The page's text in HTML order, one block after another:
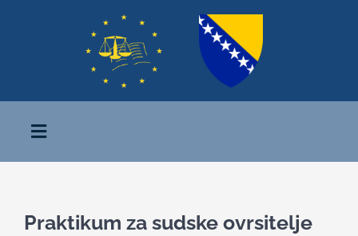
Toggle
Navigation
Praktikum za sudske ovrsitelje